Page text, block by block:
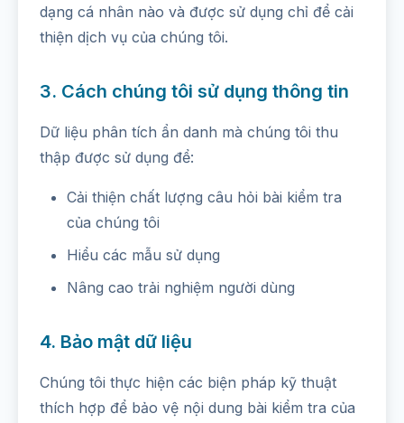
dạng cá nhân nào và được sử dụng chỉ để cải
thiện dịch vụ của chúng tôi.
3. Cách chúng tôi sử dụng thông tin
Dữ liệu phân tích ẩn danh mà chúng tôi thu
thập được sử dụng để:
Cải thiện chất lượng câu hỏi bài kiểm tra
của chúng tôi
Hiểu các mẫu sử dụng
Nâng cao trải nghiệm người dùng
4. Bảo mật dữ liệu
Chúng tôi thực hiện các biện pháp kỹ thuật
thích hợp để bảo vệ nội dung bài kiểm tra của